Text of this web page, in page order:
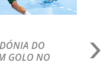
DO
GOLO NO